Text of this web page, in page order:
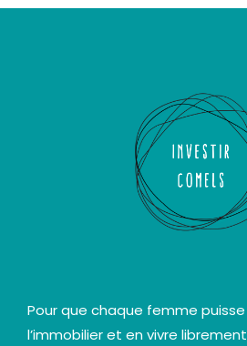
Pour que chaque femme
l’immobilier et en vivre